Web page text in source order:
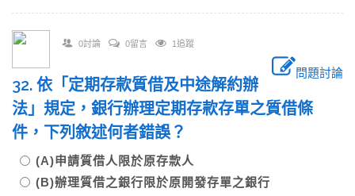
0討論 0留言 1追蹤
問題討論
32. 依「定期存款質借及中途解約辦
法」規定，銀行辦理定期存款存單之質借條
件，下列敘述何者錯誤？
(A)申請質借人限於原存款人
(B)辦理質借之銀行限於原開發存單之銀行